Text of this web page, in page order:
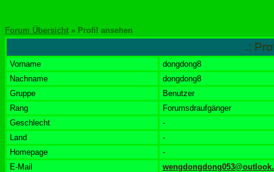
Forum Übersicht » Profil ansehen
.:
Vorname
dongdong8
Nachname
dongdong8
Gruppe
Benutzer
Rang
Forumsdraufgänger
Geschlecht
-
Land
-
Homepage
-
E-Mail